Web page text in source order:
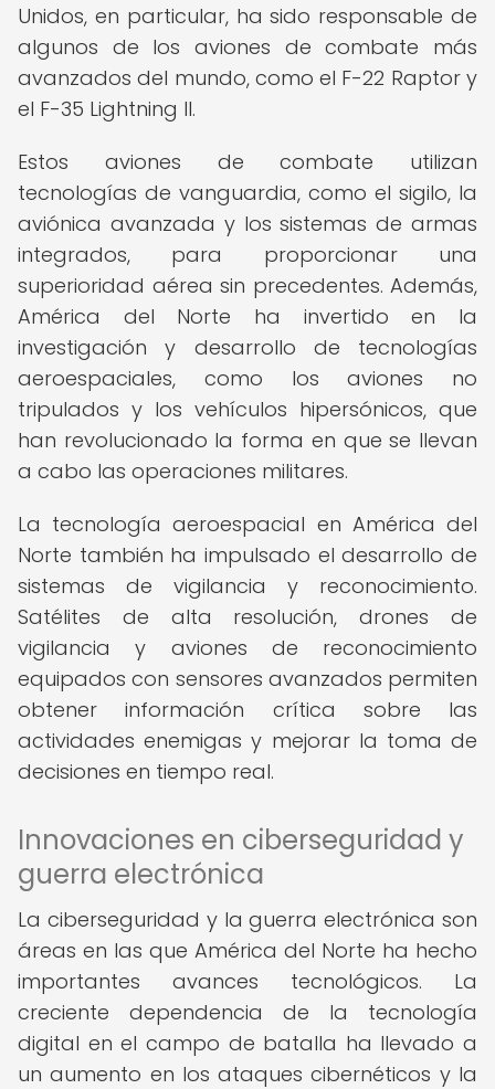
Unidos, en particular, ha sido responsable de
algunos de los aviones de combate más
avanzados del mundo, como el F-22 Raptor y
el F-35 Lightning II.
Estos aviones de combate utilizan
tecnologías de vanguardia, como el sigilo, la
aviónica avanzada y los sistemas de armas
integrados, para proporcionar una
superioridad aérea sin precedentes. Además,
América del Norte ha invertido en la
investigación y desarrollo de tecnologías
aeroespaciales, como los aviones no
tripulados y los vehículos hipersónicos, que
han revolucionado la forma en que se llevan
a cabo las operaciones militares.
La tecnología aeroespacial en América del
Norte también ha impulsado el desarrollo de
sistemas de vigilancia y reconocimiento.
Satélites de alta resolución, drones de
vigilancia y aviones de reconocimiento
equipados con sensores avanzados permiten
obtener información crítica sobre las
actividades enemigas y mejorar la toma de
decisiones en tiempo real.
Innovaciones en ciberseguridad y
guerra electrónica
La ciberseguridad y la guerra electrónica son
áreas en las que América del Norte ha hecho
importantes avances tecnológicos. La
creciente dependencia de la tecnología
digital en el campo de batalla ha llevado a
un aumento en los ataques cibernéticos y la